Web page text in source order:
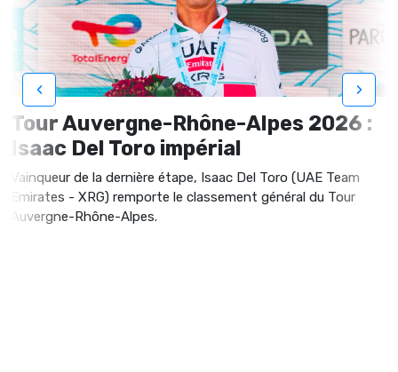
Tour Auvergne-Rhône-Alpes 2026 :
Isaac Del Toro impérial
Vainqueur de la dernière étape, Isaac Del Toro (UAE Team
Emirates - XRG) remporte le classement général du Tour
Auvergne-Rhône-Alpes.
‹ ›